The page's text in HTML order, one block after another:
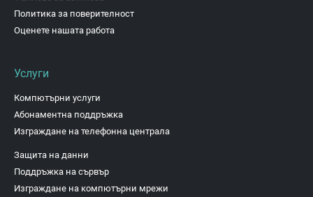
Политика за поверителност
Оценете нашата работа
Услуги
Компютърни услуги
Абонаментна поддръжка
Изграждане на телефонна централа
Защита на данни
Поддръжка на сървър
Изграждане на компютърни мрежи